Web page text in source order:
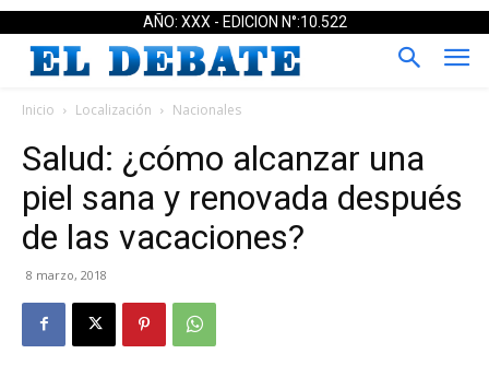
AÑO: XXX - EDICION N°:10.522
Inicio Localización Nacionales
Salud: ¿cómo alcanzar una
piel sana y renovada después
de las vacaciones?
8 marzo, 2018